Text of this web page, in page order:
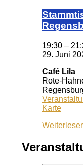
19:30 –
29. Juni
Café Lila
Rote-
KarteCafé